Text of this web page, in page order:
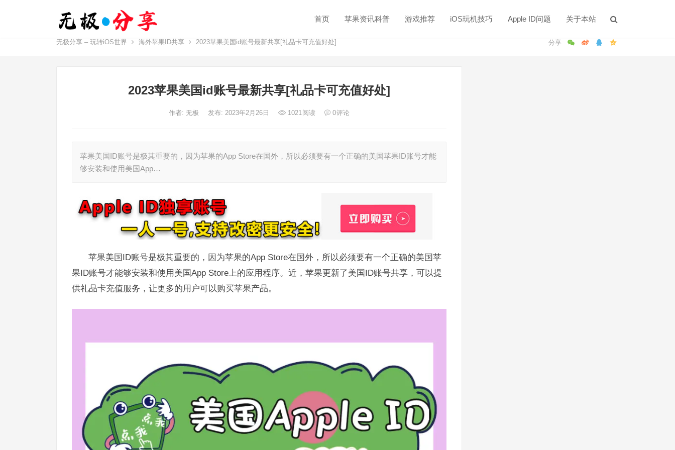
首页 苹果资讯科普 游戏推荐 iOS玩机技巧 Apple ID问题 关于本站
无极分享 – 玩转iOS世界 海外苹果ID共享 2023苹果美国id账号最新共享[礼品卡可充值好处]
2023苹果美国id账号最新共享[礼品卡可充值好处]
作者: 无极 发布: 2023年2月26日 1021阅读 0评论
苹果美国ID账号是极其重要的，因为苹果的App Store在国外，所以必须要有一个正确的美国苹果ID账号才能
够安装和使用美国App…
苹果美国ID账号是极其重要的，因为苹果的App Store在国外，所以必须要有一个正确的美国苹
果ID账号才能够安装和使用美国App Store上的应用程序。近，苹果更新了美国ID账号共享，可以提
供礼品卡充值服务，让更多的用户可以购买苹果产品。